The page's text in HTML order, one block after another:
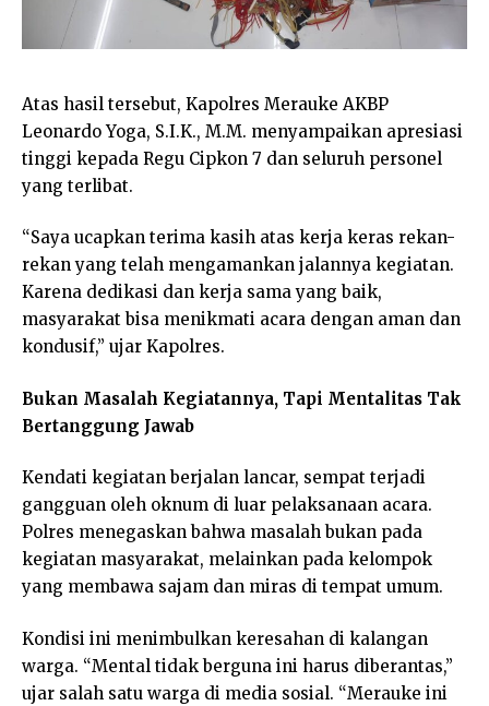
Atas hasil tersebut, Kapolres Merauke AKBP
Leonardo Yoga, S.I.K., M.M. menyampaikan apresiasi
tinggi kepada Regu Cipkon 7 dan seluruh personel
yang terlibat.
“Saya ucapkan terima kasih atas kerja keras rekan-
rekan yang telah mengamankan jalannya kegiatan.
Karena dedikasi dan kerja sama yang baik,
masyarakat bisa menikmati acara dengan aman dan
kondusif,” ujar Kapolres.
Bukan Masalah Kegiatannya, Tapi Mentalitas Tak
Bertanggung Jawab
Kendati kegiatan berjalan lancar, sempat terjadi
gangguan oleh oknum di luar pelaksanaan acara.
Polres menegaskan bahwa masalah bukan pada
kegiatan masyarakat, melainkan pada kelompok
yang membawa sajam dan miras di tempat umum.
Kondisi ini menimbulkan keresahan di kalangan
warga. “Mental tidak berguna ini harus diberantas,”
ujar salah satu warga di media sosial. “Merauke ini